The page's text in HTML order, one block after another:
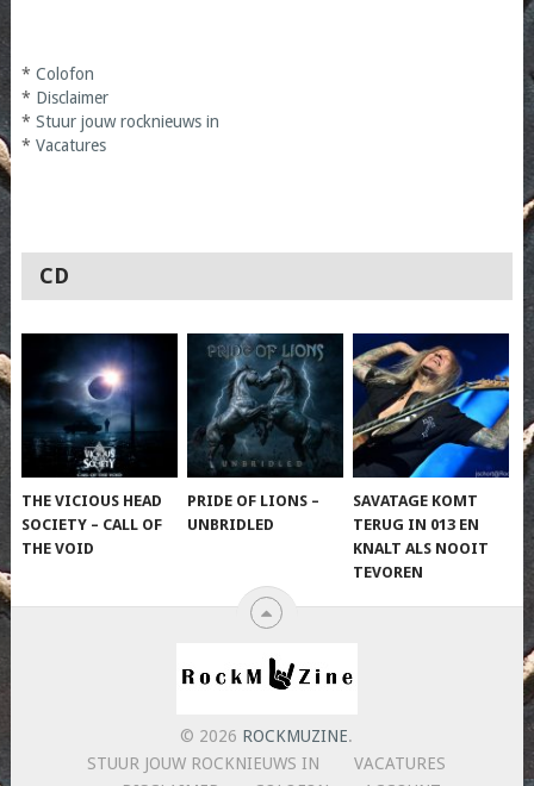
* Colofon
* Disclaimer
* Stuur jouw rocknieuws in
* Vacatures
CD
THE VICIOUS HEAD
SOCIETY – CALL OF
THE VOID
PRIDE OF LIONS –
UNBRIDLED
SAVATAGE KOMT
TERUG IN 013 EN
KNALT ALS NOOIT
TEVOREN
© 2026 ROCKMUZINE.
STUUR JOUW ROCKNIEUWS IN
VACATURES